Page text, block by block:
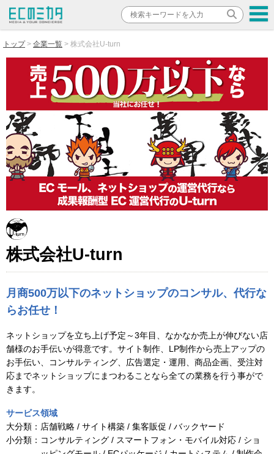
トップ 企業一覧 株式会社U-turn
株式会社U-turn
月商500万以下のネットショップのコンサル、代行な
らお任せ！
ネットショップを立ち上げ予定～3年目、なかなか売上が伸びない店
舗様のお手伝いが得意です。サイト制作、LP制作から売上アップの
お手伝い、コンサルティング、広告選定・運用、商品企画、受注対
応までネットショップにまつわることなら全ての業務を行う事がで
きます。
サービス領域
大分類： 店舗戦略 / サイト構築 / 集客販促 / バックヤード
小分類： コンサルティング / スマートフォン・モバイル対応 / ショ